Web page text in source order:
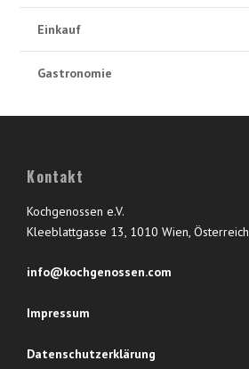
Einkauf
Gastronomie
Kontakt
Kochgenossen e.V.
Kleeblattgasse 13, 1010 Wien, Österreich
info@kochgenossen.com
Impressum
Datenschutzerklärung